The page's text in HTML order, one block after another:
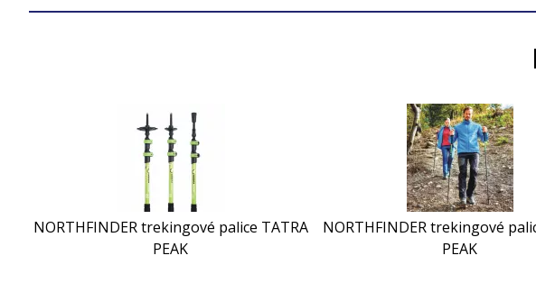
NORTHFINDER trekingové palice TATRA
PEAK
NORTHFINDER trekingové
PEAK